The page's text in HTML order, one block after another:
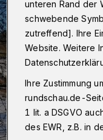
unteren Rand der
schwebende
zutreffend]. Ihre
Website. Weitere
Ihre Zustimmung
rundschau.de-
1 lit. a DSGVO
des EWR, z.B. in